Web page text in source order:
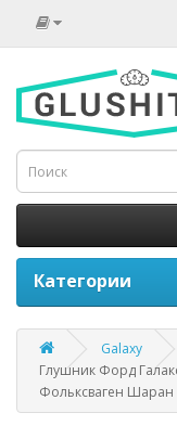
Категории
Galaxy
Глушник Форд
Фольксваген Шаран